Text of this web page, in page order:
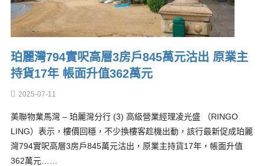
珀麗灣794實呎高層3房戶845萬元沽出 原業主
持貨17年 帳面升值362萬元
2025-07-11
美聯物業馬灣 – 珀麗灣分行 (3) 高級營業經理凌光盛 （RINGO
LING）表示，樓價回穩，不少換樓客趁機出動，該行最新促成珀麗
灣794實呎高層3房戶845萬元沽出，原業主持貨17年，帳面升值
362萬元……